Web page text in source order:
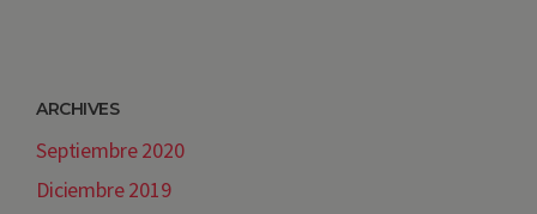
ARCHIVES
Septiembre 2020
Diciembre 2019